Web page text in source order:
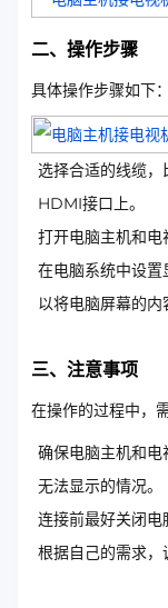
二、操作步骤
具体操作步骤如下：
选择合适的线缆
HDMI接口上。
打开电脑主机和电
在电脑系统中设置
以将电脑屏幕的内
三、注意事项
在操作的过程中，
确保电脑主机和
无法显示的情况。
连接前最好关闭电
根据自己的需求，